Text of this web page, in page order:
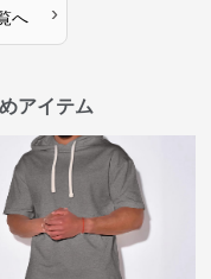
へ ›
アイテム